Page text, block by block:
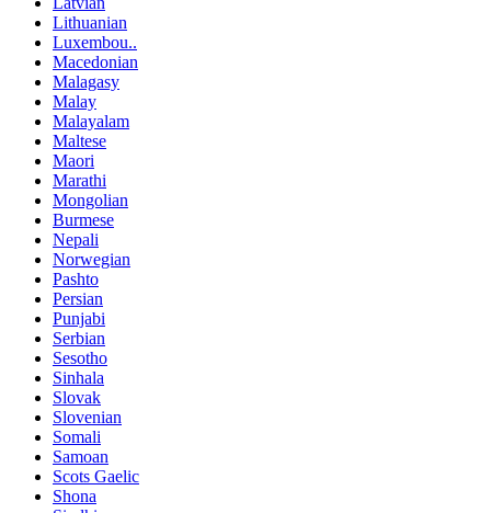
Lithuanian
Luxembou..
Macedonian
Malagasy
Malay
Malayalam
Maltese
Maori
Marathi
Mongolian
Burmese
Nepali
Norwegian
Pashto
Persian
Punjabi
Serbian
Sesotho
Sinhala
Slovak
Slovenian
Somali
Samoan
Scots Gaelic
Shona